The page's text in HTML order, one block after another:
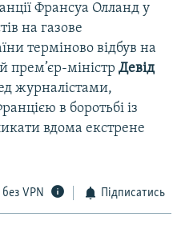
Франсуа Олланд у
на газове
терміново відбув на
прем’єр-міністр Девід
журналістами,
в боротьбі із
вдома екстрене
VPN Підписатись